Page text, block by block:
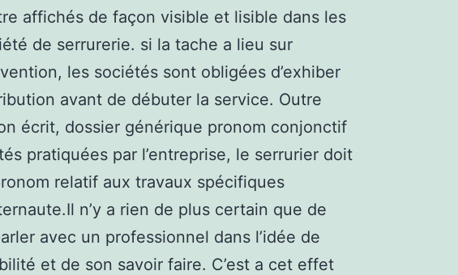
affichés de façon visible et lisible dans les
de serrurerie. si la tache a lieu sur
les sociétés sont obligées d’exhiber
avant de débuter la service. Outre
écrit, dossier générique pronom conjonctif
pratiquées par l’entreprise, le serrurier doit
relatif aux travaux spécifiques
n’y a rien de plus certain que de
avec un professionnel dans l’idée de
et de son savoir faire. C’est a cet effet